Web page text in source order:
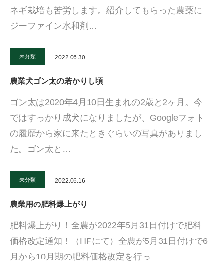
ネギ栽培も苦労します。紹介してもらった農薬に
ジーファイン水和剤…
未分類 2022.06.30
農業犬ゴン太の若かりし頃
ゴン太は2020年4月10日生まれの2歳と2ヶ月。今
ではすっかり成犬になりましたが、Googleフォト
の履歴から家に来たときぐらいの写真がありまし
た。ゴン太と…
未分類 2022.06.16
農業用の肥料爆上がり
肥料爆上がり！全農が2022年5月31日付けで肥料
価格改定通知！（HPにて）全農が5月31日付けで6
月から10月期の肥料価格改定を行っ…